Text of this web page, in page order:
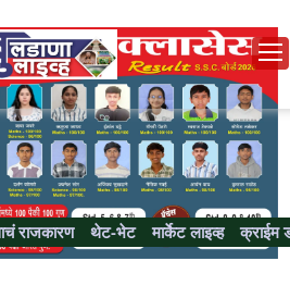
राजकारण थेट-भेट मार्केट लाइव्ह क्राईम